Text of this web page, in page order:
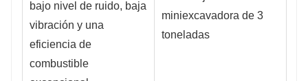
bajo nivel de ruido, baja
vibración y una
eficiencia de
combustible